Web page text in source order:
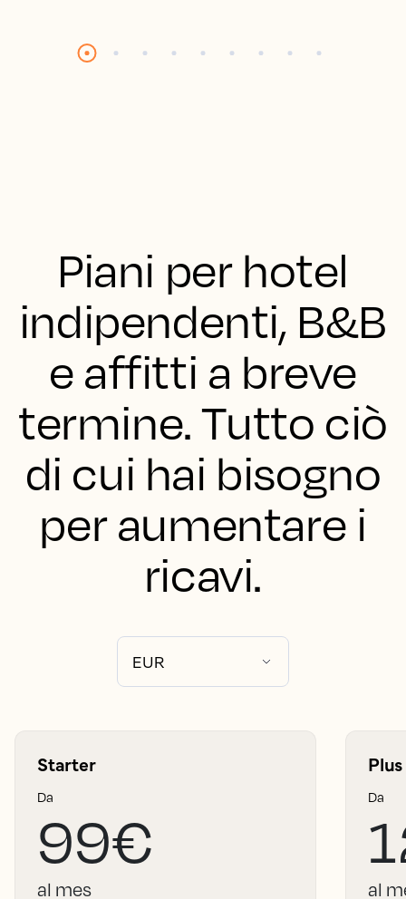
Piani per hotel
indipendenti, B&B
e affitti a breve
termine. Tutto ciò
di cui hai bisogno
per aumentare i
ricavi.
Starter
Da
99€
al mes
Plus
Da
al